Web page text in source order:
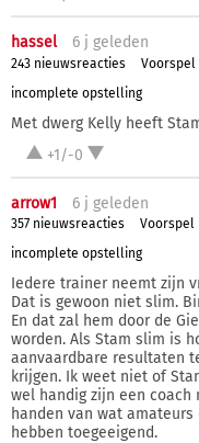
hassel 6 j geleden
243 nieuwsreacties
Voorspel
incomplete opstelling
Met dwerg Kelly heeft
+1/-0
arrow1 6 j geleden
357 nieuwsreacties
Voorspel
incomplete opstelling
Iedere trainer neemt zijn
Dat is gewoon niet slim.
En dat zal hem door de
worden. Als Stam slim is
aanvaardbare resultaten
krijgen. Ik weet niet of
wel handig zijn een
handen van wat
hebben toegeeigend.